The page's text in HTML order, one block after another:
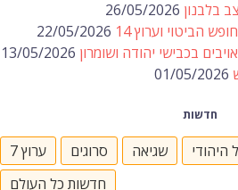
בלבנון 26/05/2026
הביטוי וערוץ 14
22/05/2026
בכבישי יהודה ושומרון 13/05/2026
01/05/2026
חדשות
ערוץ 7 סרוגים שגיאה היהודי
חדשות כל העולם